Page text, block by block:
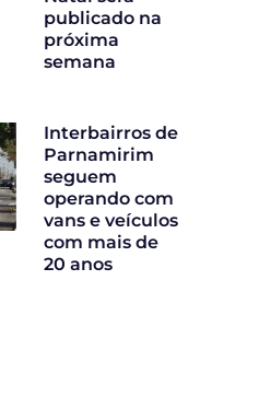
publicado na
próxima
semana
Interbairros de
Parnamirim
seguem
operando com
vans e veículos
com mais de
20 anos